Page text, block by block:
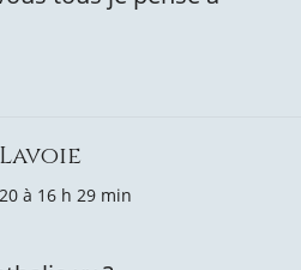
à 16 h 29 min